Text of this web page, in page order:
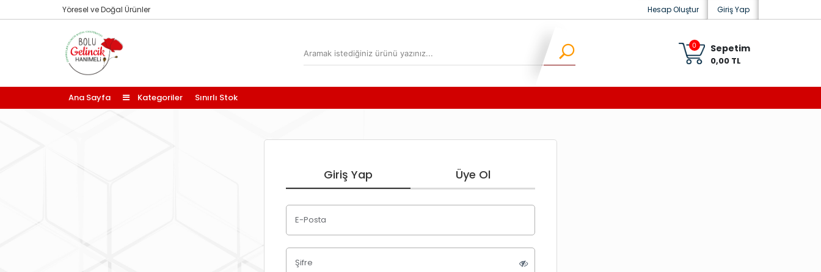
Yöresel ve Doğal Ürünler Giriş Yap
Hesap Oluştur
0 Sepetim
0,00 TL
Ana Sayfa Kategoriler Sınırlı Stok
Giriş Yap Üye Ol
E-Posta
Şifre